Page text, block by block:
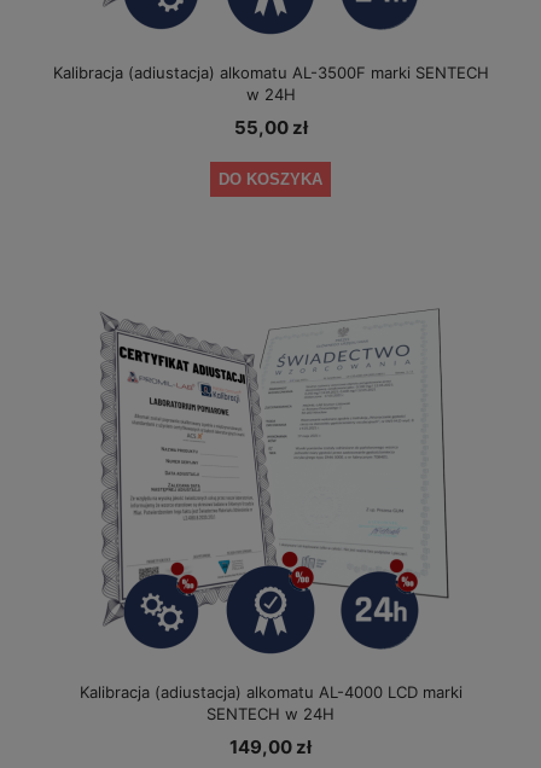
Kalibracja (adiustacja) alkomatu AL-3500F marki SENTECH
w 24H
55,00 zł
DO KOSZYKA
Kalibracja (adiustacja) alkomatu AL-4000 LCD marki
SENTECH w 24H
149,00 zł